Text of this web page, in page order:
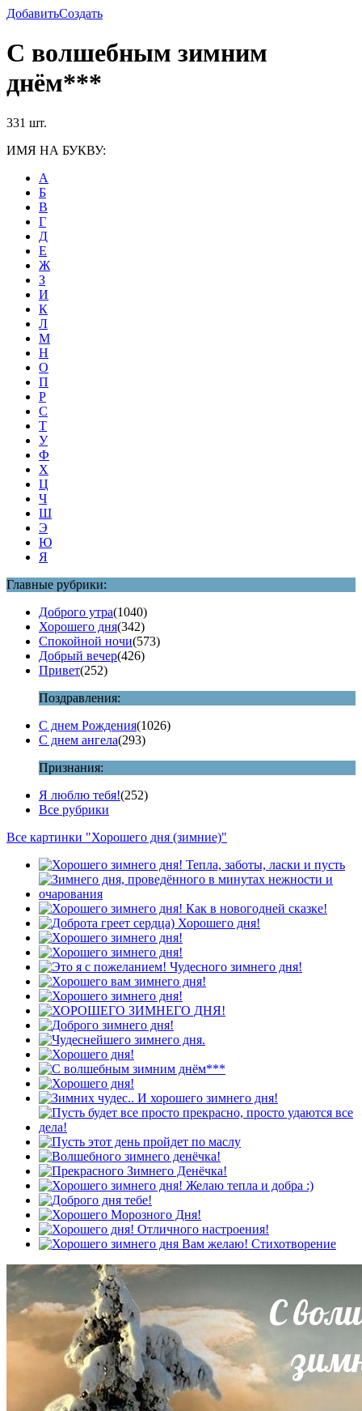
ДобавитьСоздать
С волшебным зимним
днём***
331 шт.
ИМЯ НА БУКВУ:
А
Б
В
Г
Д
Е
Ж
З
И
К
Л
М
Н
О
П
Р
С
Т
У
Ф
Х
Ц
Ч
Ш
Э
Ю
Я
Главные рубрики:
Доброго утра(1040)
Хорошего дня(342)
Спокойной ночи(573)
Добрый вечер(426)
Привет(252)
Поздравления:
С днем Рождения(1026)
С днем ангела(293)
Признания:
Я люблю тебя!(252)
Все рубрики
Все картинки "Хорошего дня (зимние)"